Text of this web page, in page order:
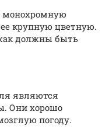
монохромную
крупную цветную.
должны быть
являются
Они хорошо
погоду.